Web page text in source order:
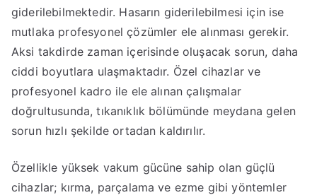
giderilebilmektedir. Hasarın giderilebilmesi için ise
mutlaka profesyonel çözümler ele alınması gerekir.
Aksi takdirde zaman içerisinde oluşacak sorun, daha
ciddi boyutlara ulaşmaktadır. Özel cihazlar ve
profesyonel kadro ile ele alınan çalışmalar
doğrultusunda, tıkanıklık bölümünde meydana gelen
sorun hızlı şekilde ortadan kaldırılır.
Özellikle yüksek vakum gücüne sahip olan güçlü
cihazlar; kırma, parçalama ve ezme gibi yöntemler